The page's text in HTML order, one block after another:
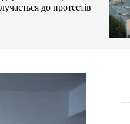
до протестів